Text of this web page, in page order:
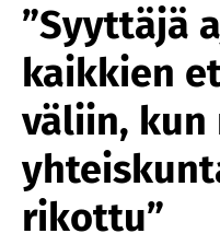
”Syyttäjä
kaikkien
väliin,
rikottu”